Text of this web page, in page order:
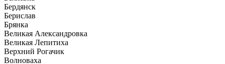
Бердянск
Берислав
Брянка
Великая Александровка
Великая Лепитиха
Верхний Рогачик
Волноваха